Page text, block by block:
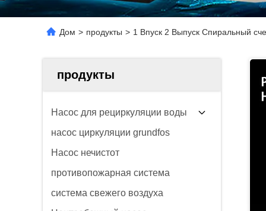
Дом > продукты > 1 Впуск 2 Выпуск Спиральный
продукты
Насос для рециркуляции воды
насос циркуляции grundfos
Насос нечистот
противопожарная система
система свежего воздуха